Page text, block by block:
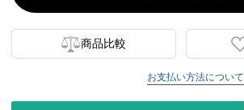
商品比較
お支払い方法について